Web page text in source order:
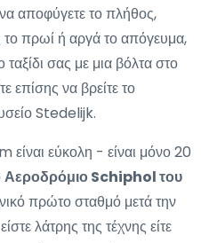
αποφύγετε το πλήθος,
το πρωί ή αργά το απόγευμα,
ταξίδι σας με μια βόλτα στο
να βρείτε το
Stedelijk.
εύκολη - είναι μόνο 20
Αεροδρόμιο Schiphol του
πρώτο σταθμό μετά την
λάτρης της τέχνης είτε